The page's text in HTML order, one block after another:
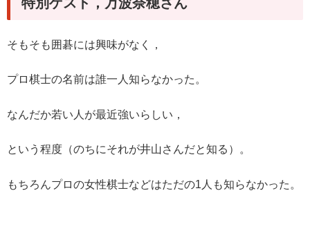
そもそも囲碁には興味がなく，
プロ棋士の名前は誰一人知らなかった。
なんだか若い人が最近強いらしい，
という程度（のちにそれが井山さんだと知る）。
もちろんプロの女性棋士などはただの1人も知らなかった。